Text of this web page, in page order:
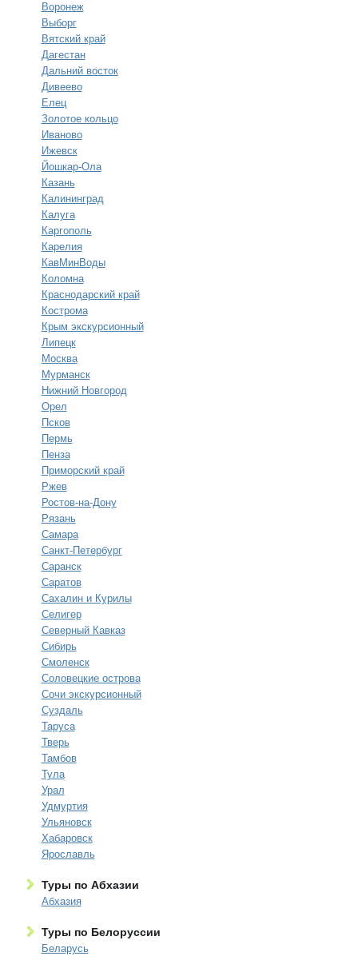
Воронеж
Выборг
Вятский край
Дагестан
Дальний восток
Дивеево
Елец
Золотое кольцо
Иваново
Ижевск
Йошкар-Ола
Казань
Калининград
Калуга
Каргополь
Карелия
КавМинВоды
Коломна
Краснодарский край
Кострома
Крым экскурсионный
Липецк
Москва
Мурманск
Нижний Новгород
Орел
Псков
Пермь
Пенза
Приморский край
Ржев
Ростов-на-Дону
Рязань
Самара
Санкт-Петербург
Саранск
Саратов
Сахалин и Курилы
Селигер
Северный Кавказ
Сибирь
Смоленск
Соловецкие острова
Сочи экскурсионный
Суздаль
Таруса
Тверь
Тамбов
Тула
Урал
Удмуртия
Ульяновск
Хабаровск
Ярославль
Туры по Абхазии
Абхазия
Туры по Белоруссии
Беларусь